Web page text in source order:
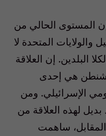
المستوى الحالي من
والولايات المتحدة لا
البلدين. إن العلاقة
هي إحدى
الإسرائيلي. ومن
لهذه العلاقة من
ساهمت